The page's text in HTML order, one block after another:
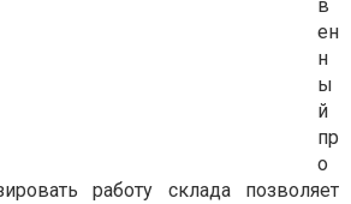
в
ен
н
ы
й
пр
о
работу склада позволяет